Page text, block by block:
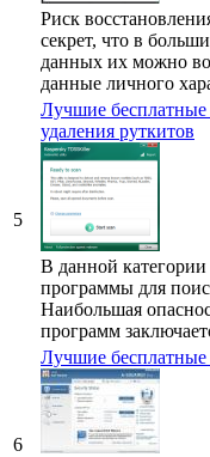
Риск
секрет, что в
данных их можно
данные личного
5
Лучшие
удаления руткитов
В данной
программы для
Наибольшая
программ
6
Лучшие